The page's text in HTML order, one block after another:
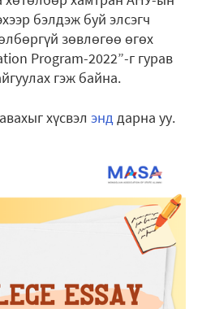
бэлдэж буй элсэгч
зөвлөгөө өгөх
Program-2022”-г гурав
гэж байна.
хүсвэл энддарна уу.